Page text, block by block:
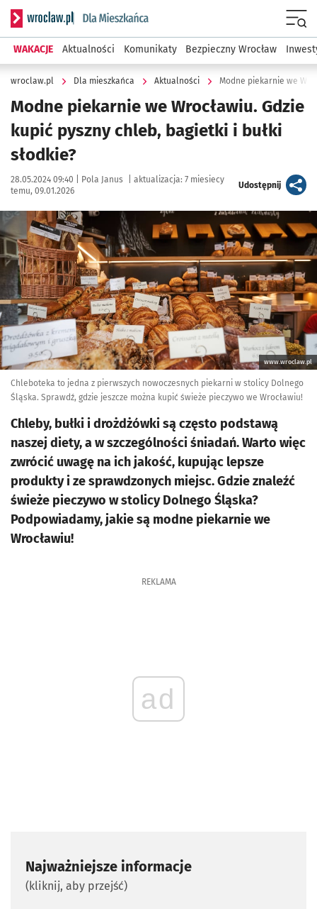
Serwis informacyjny wroclaw.pl podserwis: Dla mieszkańca
WAKACJE Aktualności Komunikaty Bezpieczny Wrocław
wroclaw.pl Dla mieszkańca Aktualności Modne piekarnie we
Modne piekarnie we Wrocławiu. Gdzie
kupić pyszny chleb, bagietki i bułki
słodkie?
Data publikacji:
28.05.2024 09:40 | Autor:
Pola Janus aktualizacja: 7 miesiecy
temu, 09.01.2026
Udostępnijartykuł
Kliknij, aby powiększyć
www.wroclaw.pl
Chleboteka to jedna z pierwszych nowoczesnych piekarni w stolicy Dolnego
Śląska. Sprawdź, gdzie jeszcze można kupić świeże pieczywo we Wrocławiu!
Chleby, bułki i drożdżówki są często podstawą
naszej diety, a w szczególności śniadań. Warto więc
zwrócić uwagę na ich jakość, kupując lepsze
produkty i ze sprawdzonych miejsc. Gdzie znaleźć
świeże pieczywo w stolicy Dolnego Śląska?
Podpowiadamy, jakie są modne piekarnie we
Wrocławiu!
REKLAMA
ad
Najważniejsze informacje
(kliknij, aby przejść)